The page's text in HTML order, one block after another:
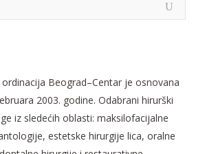
Beograd–Centar je osnovana
2003. godine. Odabrani hirurški
iz sledećih oblasti: maksilofacijalne
estetske hirurgije lica, oralne